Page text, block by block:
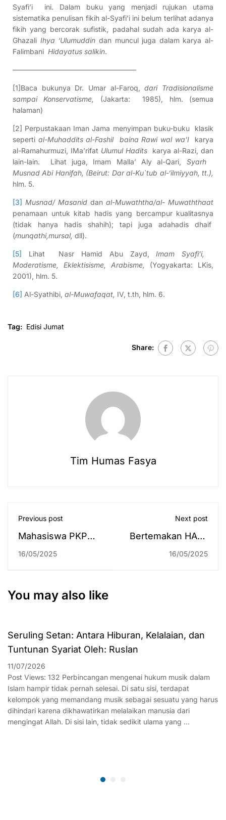
Syafi’i ini. Dalam buku yang menjadi rujukan utama
sistematika penulisan fikih al-Syafi’i ini belum terlihat adanya
fikih yang bercorak sufistik, padahal sudah ada karya al-
Ghazali Ihya ‘Ulumuddin dan muncul juga dalam karya al-
Falimbani Hidayatus salikin.
—————————————————–
[1]Baca bukunya Dr. Umar al-Faroq,dari Tradisionalisme
sampai Konservatisme, (Jakarta: 1985), hlm. (semua
halaman)
[2] Perpustakaan Iman Jama menyimpan buku-buku klasik
seperti al-Muhaddits al-Fashil baina Rawi wal wa’Ikarya
al-Ramahurmuzi, IMa’rifat Ulumul Hadits
karya al-Razi, dan
lain-lain. Lihat juga, Imam Malla’ Aly al-Qari, Syarh
Musnad Abi Hanifah, (Beirut: Dar al-Ku`tub al-‘ilmiyyah, tt.),
hlm. 5.
[3] Musnad/ Masanid dan al-Muwaththa/a­l- Muwaththaat
penamaan untuk kitab hadis yang bercampur kualitasnya
(tidak hanya hadis shahih); tapi juga adahadis dhaif
(munqathi,mursal, dll).
[5] Lihat Nasr Hamid Abu Zayd,Imam Syafi’i,
Moderatisme, Eklektisisme, Arabisme, (Yogyakarta: LKis,
2001), hlm. 5.
[6] Al-Syathibi, al-Muwafaqat, IV, t.th, hlm. 6.
Tag: Edisi Jumat
Share:
Tim Humas Fasya
Previous post
Mahasiswa PKPM
Fakultas Syariah
Halal Jelang Idul
16/05/2025
Next post
Bertemakan HAM,
Pascasarjana dan
Ketua Muda Agama
Mahkamah Agung
16/05/2025
You may also like
Seruling Setan: Antara Hiburan, Kelalaian, dan
Tuntunan Syariat Oleh: Ruslan
11/07/2026
Post Views: 132 Perbincangan mengenai hukum musik dalam
Islam hampir tidak pernah selesai. Di satu sisi, terdapat
kelompok yang memandang musik sebagai sesuatu yang harus
dihindari karena dikhawatirkan melalaikan manusia dari
mengingat Allah. Di sisi lain, tidak sedikit ulama yang …